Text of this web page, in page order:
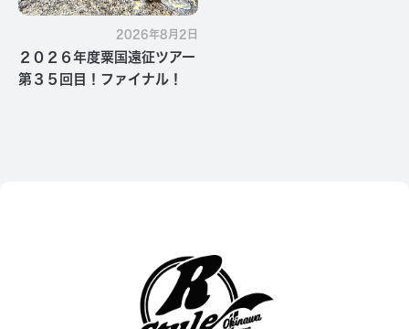
2026年8月2日
２０２６年度粟国遠征ツアー
第３５回目！ファイナル！